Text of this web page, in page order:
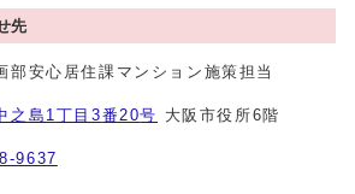
先
部安心居住課マンション施策担当
之島1丁目3番20号 大阪市役所6階
9637